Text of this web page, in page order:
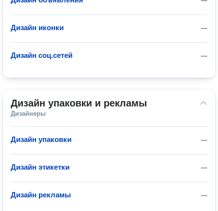
—
Дизайн иконки
—
Дизайн соц.сетей
Дизайн упаковки и рекламы
Дизайнеры
—
Дизайн упаковки
—
Дизайн этикетки
—
Дизайн рекламы